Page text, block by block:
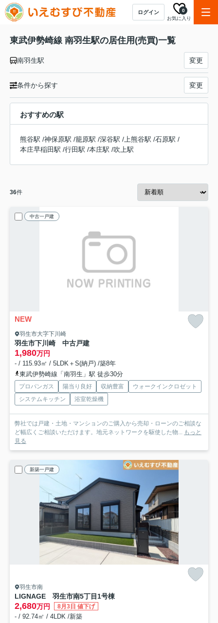
ログイン
お気に入り
0
東武伊勢崎線 南羽生駅の居住用(売買)一覧
南羽生駅 変更
条件から探す 変更
おすすめの駅
熊谷駅 /神保原駅 /籠原駅 /深谷駅 / 上熊谷駅 /石原駅 /
本庄早稲田駅 /行田駅 /本庄駅 /吹上駅
36件
中古一戸建
NEW
羽生市大字下川崎
羽生市下川崎 中古戸建
1,980万円
- / 115.93㎡ / 5LDK＋S(納戸) /築8年
東武伊勢崎線「南羽生」駅 徒歩30分
プロパンガス 陽当り良好 収納豊富
ウォークインクロゼット
システムキッチン
浴室乾燥機
弊社では戸建・土地・マンションのご購入から売却・ローンのご相談な
ど幅広くご相談いただけます。地元ネットワークを駆使した物... もっと
見る
新築一戸建
羽生市南
LIGNAGE 羽生市南5丁目 1号棟
2,680万円 8月3日 値下げ
- / 92.74㎡ / 4LDK /新築